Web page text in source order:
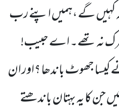
کہیں گے ،ہمیں اپنے رب
نہ تھے۔ اے حبیب!
کیسا جھوٹ باندھا ؟اور ان
کا یہ بہتان باندھتے